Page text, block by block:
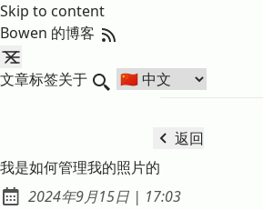
Skip to content
Bowen 的博客
文章标签关于 Search
返回
我是如何管理我的照片的
发布于
2024年9月15日 | at
17:03